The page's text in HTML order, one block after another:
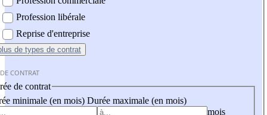
Profession libérale
Reprise d'entreprise
de types de contrat
CONTRAT
de contrat
minimale (en mois) Durée maximale (en mois)
mois